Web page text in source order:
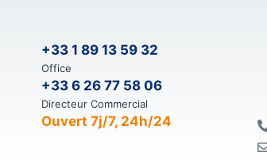
+33 1 89 13 59 32
Office
+33 6 26 77 58 06
Directeur Commercial
Ouvert 7j/7, 24h/24